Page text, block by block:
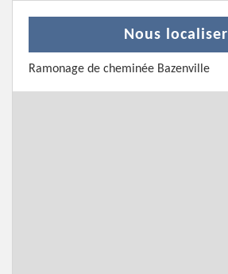
Nous localiser
Ramonage de cheminée Bazenville